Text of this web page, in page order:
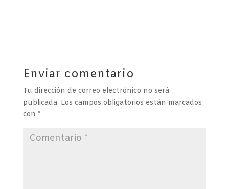
Enviar comentario
Tu dirección de correo electrónico no será
publicada. Los campos obligatorios están marcados
con *